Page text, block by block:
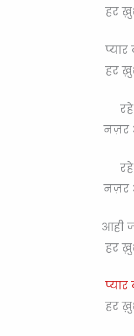
हर
प्यार
हर
नज़र
नज़र
आही
हर
प्यार
हर